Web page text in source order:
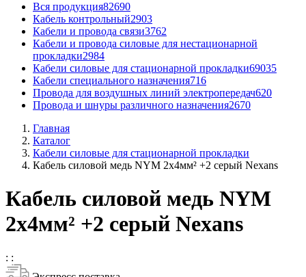
Вся продукция82690
Кабель контрольный2903
Кабели и провода связи3762
Кабели и провода силовые для нестационарной
прокладки2984
Кабели силовые для стационарной прокладки69035
Кабели специального назначения716
Провода для воздушных линий электропередач620
Провода и шнуры различного назначения2670
Главная
Каталог
Кабели силовые для стационарной прокладки
Кабель силовой медь NYM 2x4мм² +2 серый Nexans
Кабель силовой медь NYM
2x4мм² +2 серый Nexans
: :